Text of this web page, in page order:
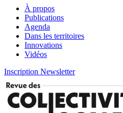
À propos
Publications
Agenda
Dans les territoires
Innovations
Vidéos
Inscription Newsletter